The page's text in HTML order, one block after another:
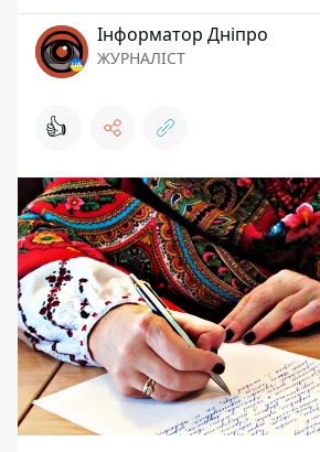
Інформатор Дніпро
ЖУРНАЛІСТ
👍